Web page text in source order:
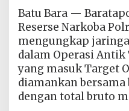
Batu Bara —
Reserse Narkoba
mengungkap
dalam Operasi Antik
yang masuk Target
diamankan bersama
dengan total bruto